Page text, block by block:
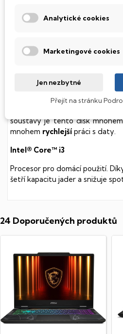
POPIS
SSD Disk
diskem, který na rozdíl od
(Hard Disk Drive) disků
součástmi a je tak
soustavy je tento disk
mnohem rychlejší práci s daty.
Intel® Core™ i3
Procesor pro domácí použití.
šetří kapacitu jader a snižuje
24 Doporučených produktů
Analytické cookies
Marketingové cookies
Jen nezbytné
Přejít na stránku